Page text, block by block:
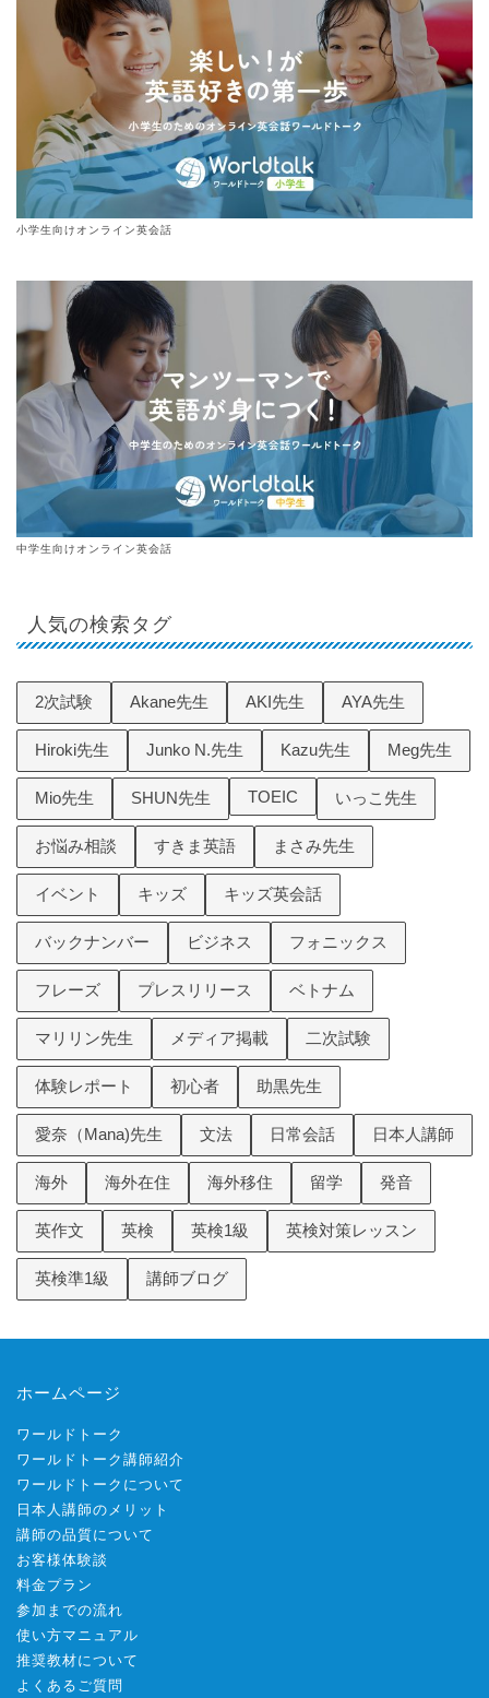
小学生向けオンライン英会話
中学生向けオンライン英会話
人気の検索タグ
2次試験 Akane先生 AKI先生 AYA先生
Hiroki先生 Junko N.先生 Kazu先生 Meg先生
Mio先生 SHUN先生 TOEIC いっこ先生
お悩み相談 すきま英語 まさみ先生
イベント キッズ キッズ英会話
バックナンバー ビジネス フォニックス
フレーズ プレスリリース ベトナム
マリリン先生 メディア掲載 二次試験
体験レポート 初心者 助黒先生
愛奈（Mana)先生 文法 日常会話 日本人講師
海外 海外在住 海外移住 留学 発音
英作文 英検 英検1級 英検対策レッスン
英検準1級 講師ブログ
ホームページ
ワールドトーク
ワールドトーク講師紹介
ワールドトークについて
日本人講師のメリット
講師の品質について
お客様体験談
料金プラン
参加までの流れ
使い方マニュアル
推奨教材について
よくあるご質問